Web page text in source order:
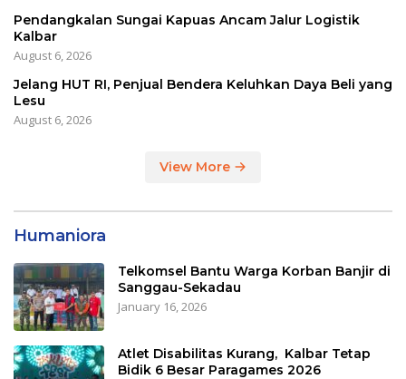
Pendangkalan Sungai Kapuas Ancam Jalur Logistik
Kalbar
August 6, 2026
Jelang HUT RI, Penjual Bendera Keluhkan Daya Beli yang
Lesu
August 6, 2026
View More
Humaniora
Telkomsel Bantu Warga Korban Banjir di
Sanggau-Sekadau
January 16, 2026
Atlet Disabilitas Kurang, Kalbar Tetap
Bidik 6 Besar Paragames 2026